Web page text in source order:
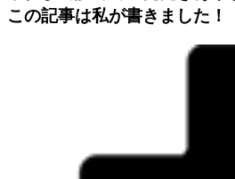
この記事は私が書きました！